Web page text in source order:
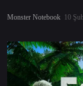
Monster Notebook 10